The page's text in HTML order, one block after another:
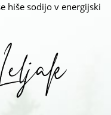
hiše sodijo v energijski